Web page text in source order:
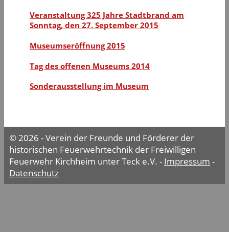
Veranstaltung 325 Jahre Stadtbrand am
Sonntag, den 27. September 2015
Museumseröffnung 2015
Tag des offenen Museums 2014
Sonderausstellung im Museum
© 2026 - Verein der Freunde und Förderer der
historischen Feuerwehrtechnik der Freiwilligen
Feuerwehr Kirchheim unter Teck e.V. - Impressum -
Datenschutz